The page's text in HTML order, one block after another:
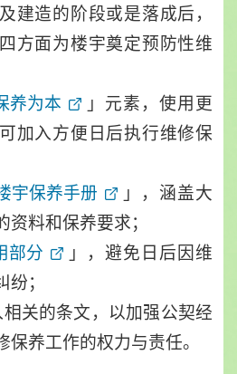
建造的阶段或是落成后，
方面为楼宇奠定预防性维
养为本
」元素，使用更
加入方便日后执行维修保
宇保养手册
」，涵盖大
料和保养要求；
部分
」，避免日后因维
；
关的条文，以加强公契经
养工作的权力与责任。